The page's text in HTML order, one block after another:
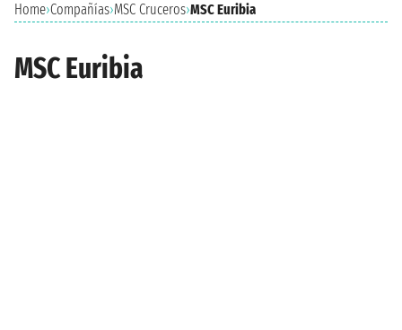
Home›Compañías›MSC Cruceros›MSC Euribia
MSC Euribia